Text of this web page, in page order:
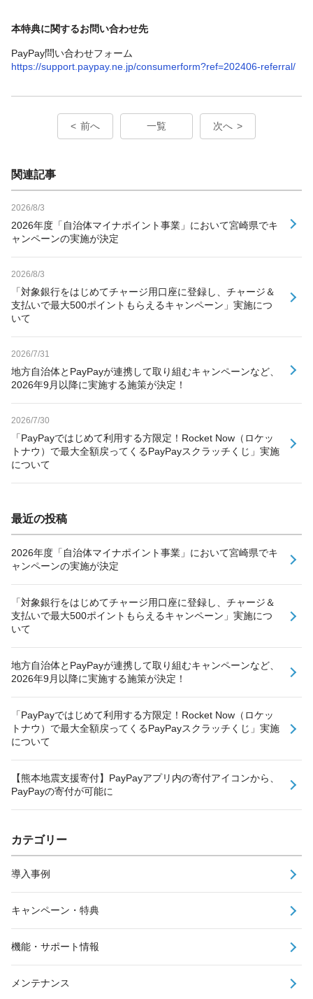
本特典に関するお問い合わせ先
PayPay問い合わせフォーム
https://support.paypay.ne.jp/consumerform?ref=202406-referral/
前へ 一覧 次へ
関連記事
2026/8/3
2026年度「自治体マイナポイント事業」において宮崎県でキ
ャンペーンの実施が決定
2026/8/3
「対象銀行をはじめてチャージ用口座に登録し、チャージ＆
支払いで最大500ポイントもらえるキャンペーン」実施につ
いて
2026/7/31
地方自治体とPayPayが連携して取り組むキャンペーンなど、
2026年9月以降に実施する施策が決定！
2026/7/30
「PayPayではじめて利用する方限定！Rocket Now（ロケッ
トナウ）で最大全額戻ってくるPayPayスクラッチくじ」実施
について
最近の投稿
2026年度「自治体マイナポイント事業」において宮崎県でキ
ャンペーンの実施が決定
「対象銀行をはじめてチャージ用口座に登録し、チャージ＆
支払いで最大500ポイントもらえるキャンペーン」実施につ
いて
地方自治体とPayPayが連携して取り組むキャンペーンなど、
2026年9月以降に実施する施策が決定！
「PayPayではじめて利用する方限定！Rocket Now（ロケッ
トナウ）で最大全額戻ってくるPayPayスクラッチくじ」実施
について
【熊本地震支援寄付】PayPayアプリ内の寄付アイコンから、
PayPayの寄付が可能に
カテゴリー
導入事例
キャンペーン・特典
機能・サポート情報
メンテナンス